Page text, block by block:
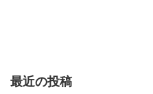
最近の投稿